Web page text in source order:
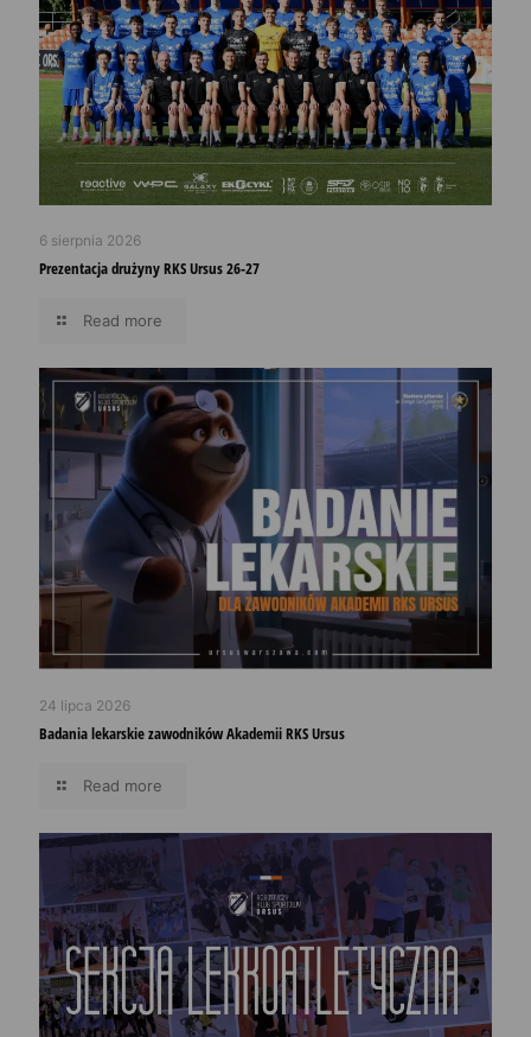
6 sierpnia 2026
Prezentacja drużyny RKS Ursus 26-27
Read more
24 lipca 2026
Badania lekarskie zawodników Akademii RKS Ursus
Read more